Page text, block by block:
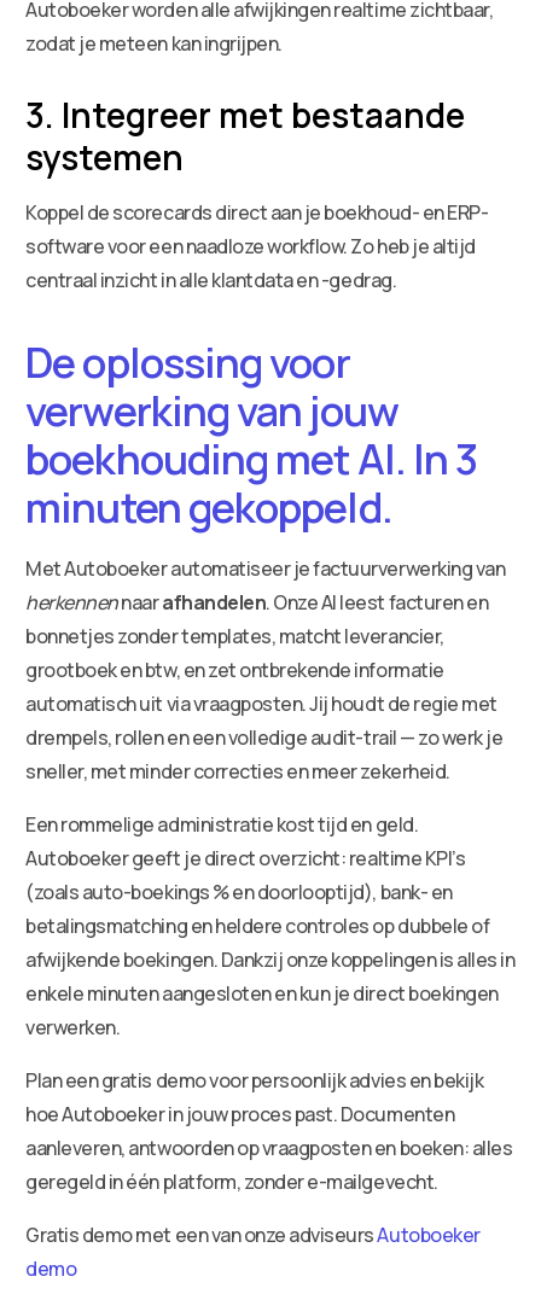
Autoboeker worden alle afwijkingen realtime zichtbaar,
zodat je meteen kan ingrijpen.
3. Integreer met bestaande
systemen
Koppel de scorecards direct aan je boekhoud- en ERP-
software voor een naadloze workflow. Zo heb je altijd
centraal inzicht in alle klantdata en -gedrag.
De oplossing voor
verwerking van jouw
boekhouding met AI. In 3
minuten gekoppeld.
Met Autoboeker automatiseer je factuurverwerking van
herkennennaarafhandelen. Onze AI leest facturen en
bonnetjes zonder templates, matcht leverancier,
grootboek en btw, en zet ontbrekende informatie
automatisch uit via vraagposten. Jij houdt de regie met
drempels, rollen en een volledige audit-trail — zo werk je
sneller, met minder correcties en meer zekerheid.
Een rommelige administratie kost tijd en geld.
Autoboeker geeft je direct overzicht: realtime KPI’s
(zoals auto-boekings % en doorlooptijd), bank- en
betalingsmatching en heldere controles op dubbele of
afwijkende boekingen. Dankzij onze koppelingen is alles in
enkele minuten aangesloten en kun je direct boekingen
verwerken.
Plan een gratis demo voor persoonlijk advies en bekijk
hoe Autoboeker in jouw proces past. Documenten
aanleveren, antwoorden op vraagposten en boeken: alles
geregeld in één platform, zonder e-mailgevecht.
Gratis demo met een van onze adviseursAutoboeker
demo